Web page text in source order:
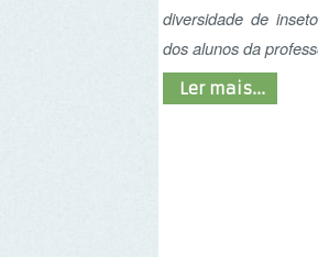
3º Concurso de
"É tempo de restaurar
"26 de janeiro é uma
Geovisualizador de